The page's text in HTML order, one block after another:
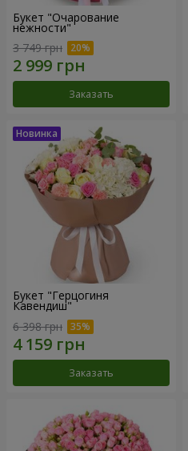
Букет "Очарование
нежности"
3 749 грн
Заказать
Букет "Герцогиня
Кавендиш"
6 398 грн
Заказать